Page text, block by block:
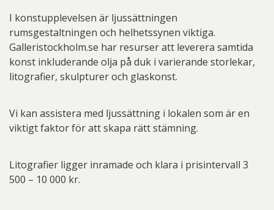
I konstupplevelsen är ljussättningen
rumsgestaltningen och helhetssynen viktiga.
Galleristockholm.se har resurser att leverera samtida
konst inkluderande olja på duk i varierande storlekar,
litografier, skulpturer och glaskonst.
Vi kan assistera med ljussättning i lokalen som är en
viktigt faktor för att skapa rätt stämning.
Litografier ligger inramade och klara i prisintervall 3
500 – 10 000 kr.